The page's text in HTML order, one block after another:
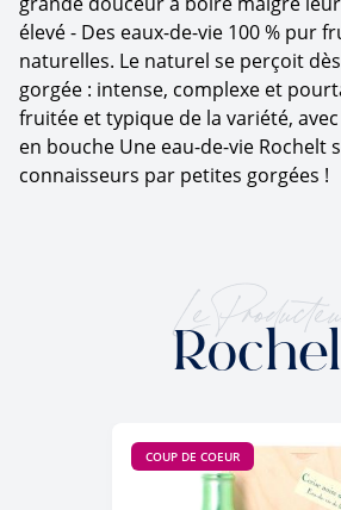
élevé - Des eaux-de-vie 100 % pur
naturelles. Le naturel se perçoit
gorgée : intense, complexe et
fruitée et typique de la variété,
en bouche Une eau-de-vie Rochelt
connaisseurs par petites gorgées !
Le
COUP DE COEUR